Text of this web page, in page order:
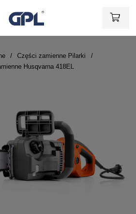
Części zamienne Pilarki
Husqvarna 418EL